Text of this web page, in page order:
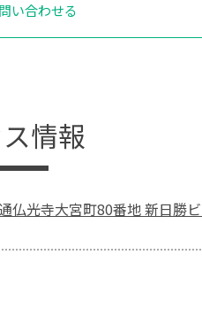
い合わせる
情報
仏光寺大宮町80番地 新日勝